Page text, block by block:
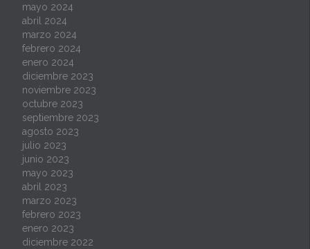
mayo 2024
abril 2024
marzo 2024
febrero 2024
enero 2024
diciembre 2023
noviembre 2023
octubre 2023
septiembre 2023
agosto 2023
julio 2023
junio 2023
mayo 2023
abril 2023
marzo 2023
febrero 2023
enero 2023
diciembre 2022